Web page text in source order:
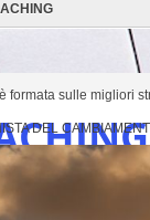
formata sulle migliori
DEL